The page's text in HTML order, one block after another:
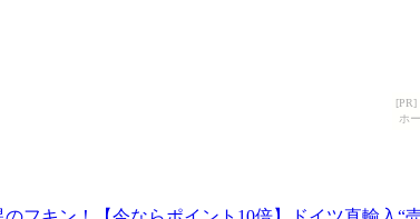
[PR]
ホ